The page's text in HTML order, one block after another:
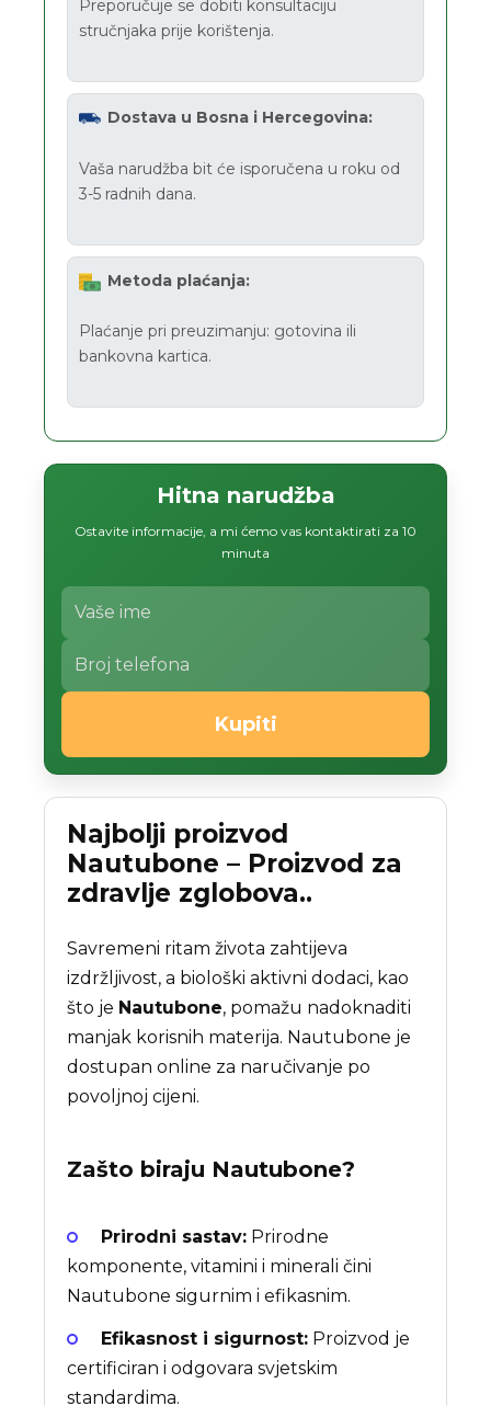
Preporučuje se dobiti konsultaciju
stručnjaka prije korištenja.
Dostava u Bosna i Hercegovina:
Vaša narudžba bit će isporučena u roku od
3-5 radnih dana.
Metoda plaćanja:
Plaćanje pri preuzimanju: gotovina ili
bankovna kartica.
Hitna narudžba
Ostavite informacije, a mi ćemo vas kontaktirati za 10
minuta
Kupiti
Najbolji proizvod
Nautubone – Proizvod za
zdravlje zglobova..
Savremeni ritam života zahtijeva
izdržljivost, a biološki aktivni dodaci, kao
što je Nautubone, pomažu nadoknaditi
manjak korisnih materija. Nautubone je
dostupan online za naručivanje po
povoljnoj cijeni.
Zašto biraju Nautubone?
Prirodni sastav: Prirodne
komponente, vitamini i minerali čini
Nautubone sigurnim i efikasnim.
Efikasnost i sigurnost: Proizvod je
certificiran i odgovara svjetskim
standardima.